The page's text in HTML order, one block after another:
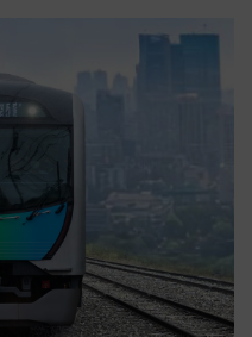
と料金・アクセスを徹底解説